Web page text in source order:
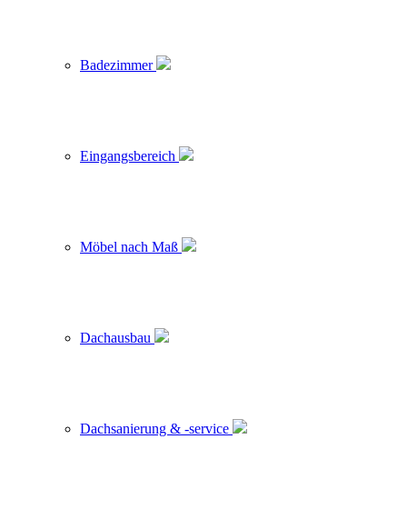
Badezimmer
Eingangsbereich
Möbel nach Maß
Dachausbau
Dachsanierung & -service